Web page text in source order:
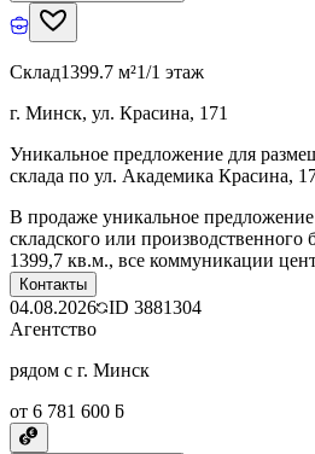
Склад1399.7 м²1/1 этаж
г. Минск, ул. Красина, 171
Уникальное предложение для
склада по ул. Академика Красина,
В продаже уникальное предложение
складского или
1399,7 кв.м., все коммуникации
Контакты
04.08.2026 ID 3881304
Агентство
рядом с г. Минск
от 6 781 600 ƃ